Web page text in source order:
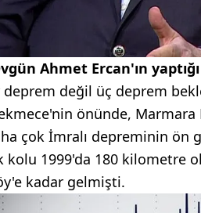
Ahmet Ercan'ın
değil üç deprem
önünde,
çok İmralı depreminin ön
kolu 1999'da 180 kilometre
kadar gelmişti.